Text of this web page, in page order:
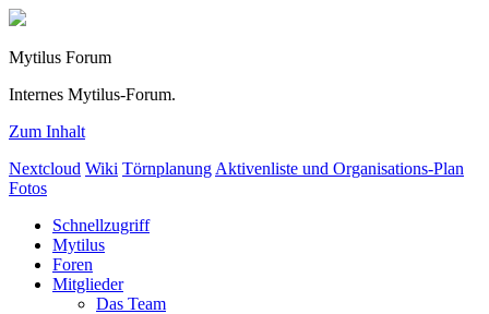
Mytilus Forum
Internes Mytilus-Forum.
Zum Inhalt
Nextcloud Wiki Törnplanung Aktivenliste und Organisations-Plan
Fotos
Schnellzugriff
Mytilus
Foren
Mitglieder
Das Team